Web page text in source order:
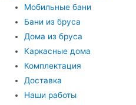
Мобильные бани
Бани из бруса
Дома из бруса
Каркасные дома
Комплектация
Доставка
Наши работы